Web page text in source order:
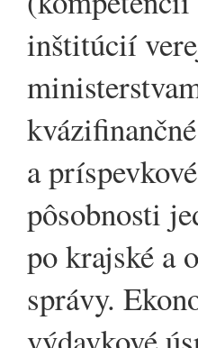
inštitúcií
a
pôsobnosti
po krajské a
správy.